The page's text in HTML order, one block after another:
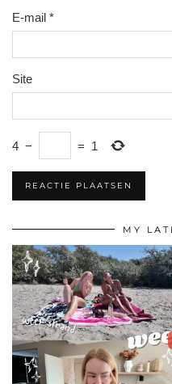
E-mail *
Site
4 − = 1
MY